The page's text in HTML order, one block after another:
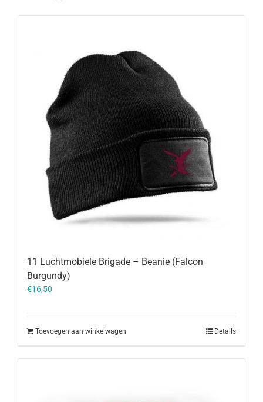
11 Luchtmobiele Brigade – Beanie (Falcon
Burgundy)
€16,50
Toevoegen aan winkelwagen Details